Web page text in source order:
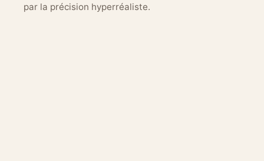
par la précision hyperréaliste.